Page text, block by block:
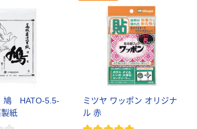
鳩 HATO-5.5-
紙
ミツヤ ワッポン オリジナ
ル 赤